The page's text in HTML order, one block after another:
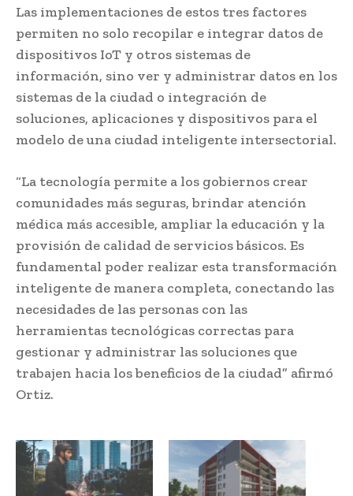
Las implementaciones de estos tres factores
permiten no solo recopilar e integrar datos de
dispositivos IoT y otros sistemas de
información, sino ver y administrar datos en los
sistemas de la ciudad o integración de
soluciones, aplicaciones y dispositivos para el
modelo de una ciudad inteligente intersectorial.
“La tecnología permite a los gobiernos crear
comunidades más seguras, brindar atención
médica más accesible, ampliar la educación y la
provisión de calidad de servicios básicos. Es
fundamental poder realizar esta transformación
inteligente de manera completa, conectando las
necesidades de las personas con las
herramientas tecnológicas correctas para
gestionar y administrar las soluciones que
trabajen hacia los beneficios de la ciudad” afirmó
Ortiz.